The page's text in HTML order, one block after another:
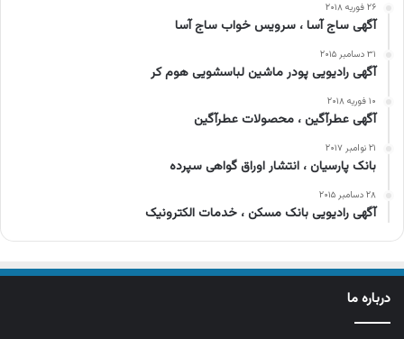
۲۶ فوریه ۲۰۱۸
آگهی ساج آسا ، سرویس خواب ساج آسا
۳۱ دسامبر ۲۰۱۵
آگهی رادیویی پودر ماشین لباسشویی هوم کر
۱۰ فوریه ۲۰۱۸
آگهی عطرآگین ، محصولات عطرآگین
۲۱ نوامبر ۲۰۱۷
بانک پارسیان ، انتشار اوراق گواهی سپرده
۲۸ دسامبر ۲۰۱۵
آگهی رادیویی بانک مسکن ، خدمات الکترونیک
درباره ما